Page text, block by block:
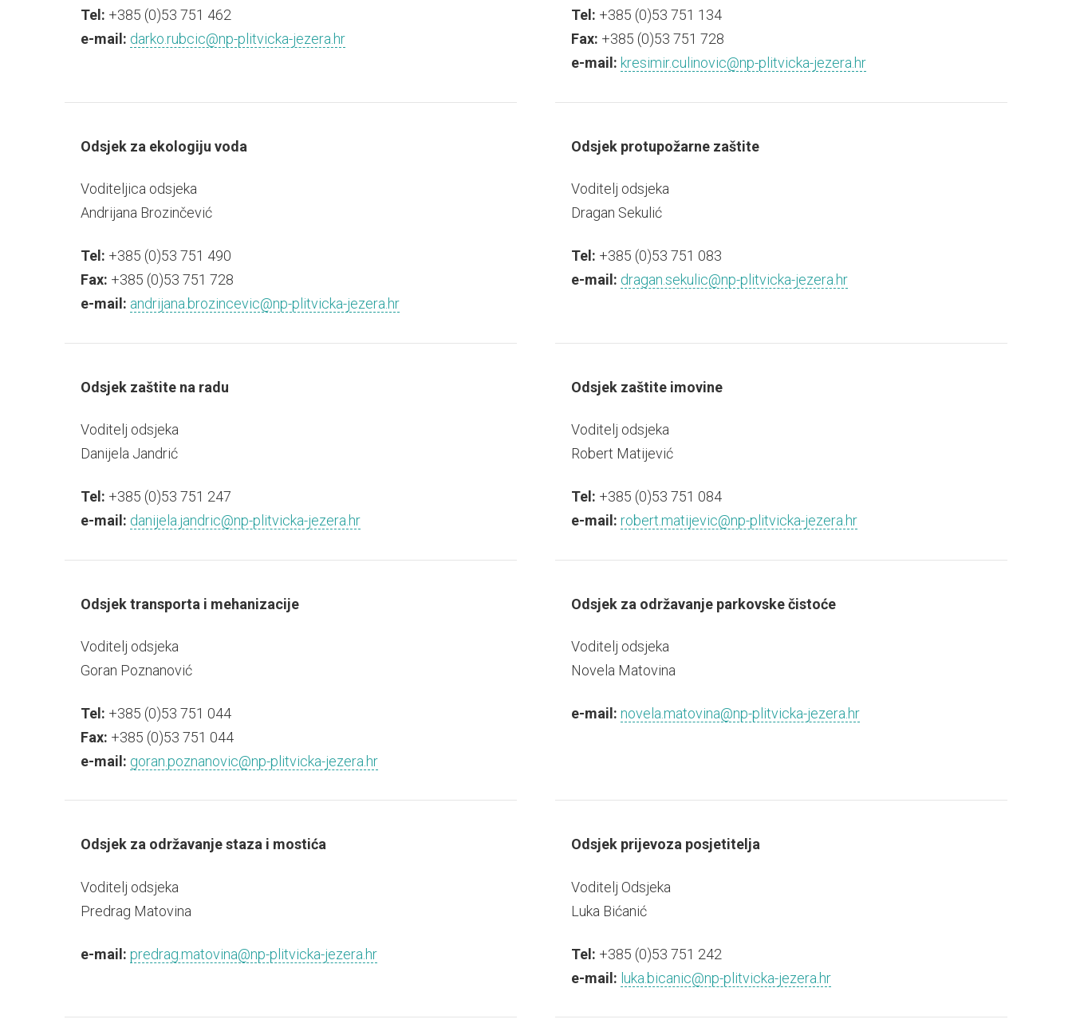
Tel: +385 (0)53 751 462
e-mail: darko.rubcic@np-plitvicka-jezera.hr
Tel: +385 (0)53 751 134
Fax: +385 (0)53 751 728
e-mail: kresimir.culinovic@np-plitvicka-jezera.hr
Odsjek za ekologiju voda
Voditeljica odsjeka
Andrijana Brozinčević
Tel: +385 (0)53 751 490
Fax: +385 (0)53 751 728
e-mail: andrijana.brozincevic@np-plitvicka-jezera.hr
Odsjek protupožarne zaštite
Voditelj odsjeka
Dragan Sekulić
Tel: +385 (0)53 751 083
e-mail: dragan.sekulic@np-plitvicka-jezera.hr
Odsjek zaštite na radu
Voditelj odsjeka
Danijela Jandrić
Tel: +385 (0)53 751 247
e-mail: danijela.jandric@np-plitvicka-jezera.hr
Odsjek zaštite imovine
Voditelj odsjeka
Robert Matijević
Tel: +385 (0)53 751 084
e-mail: robert.matijevic@np-plitvicka-jezera.hr
Odsjek transporta i mehanizacije
Voditelj odsjeka
Goran Poznanović
Tel: +385 (0)53 751 044
Fax: +385 (0)53 751 044
e-mail: goran.poznanovic@np-plitvicka-jezera.hr
Odsjek za održavanje parkovske čistoće
Voditelj odsjeka
Novela Matovina
e-mail: novela.matovina@np-plitvicka-jezera.hr
Odsjek za održavanje staza i mostića
Voditelj odsjeka
Predrag Matovina
e-mail: predrag.matovina@np-plitvicka-jezera.hr
Odsjek prijevoza posjetitelja
Voditelj Odsjeka
Luka Bićanić
Tel: +385 (0)53 751 242
e-mail: luka.bicanic@np-plitvicka-jezera.hr